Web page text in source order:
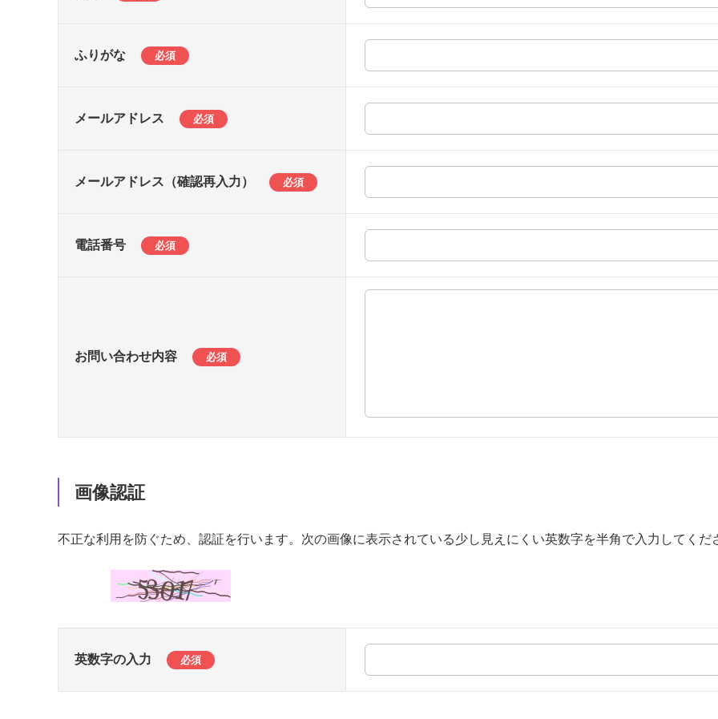
ふりがな 必須
メールアドレス 必須
メールアドレス（確認再入力） 必須
電話番号 必須
お問い合わせ内容 必須
画像認証
不正な利用を防ぐため、認証を行います。次の画像に表示されている少し見えにくい英数字を半角で入力してく
英数字の入力 必須